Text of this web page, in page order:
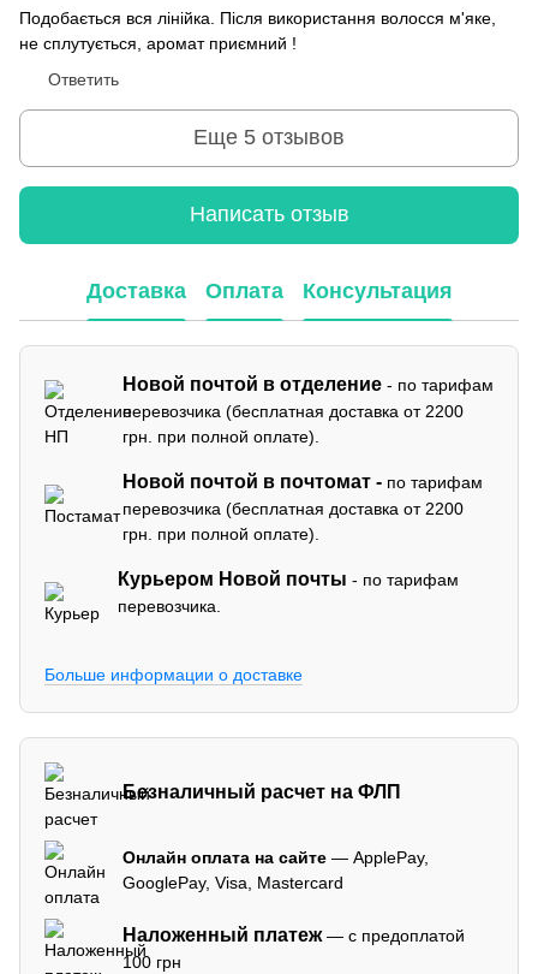
Подобається вся лінійка. Після використання волосся м'яке,
не сплутується, аромат приємний !
Ответить
Еще 5 отзывов
Написать отзыв
Доставка Оплата Консультация
Новой почтой в отделение - по тарифам
перевозчика (бесплатная доставка от 2200
грн. при полной оплате).
Новой почтой в почтомат - по тарифам
перевозчика (бесплатная доставка от 2200
грн. при полной оплате).
Курьером Новой почты - по тарифам
перевозчика.
Больше информации о доставке
Безналичный расчет на ФЛП
Онлайн оплата на сайте — ApplePay,
GooglePay, Visa, Mastercard
Наложенный платеж— с предоплатой
100 грн